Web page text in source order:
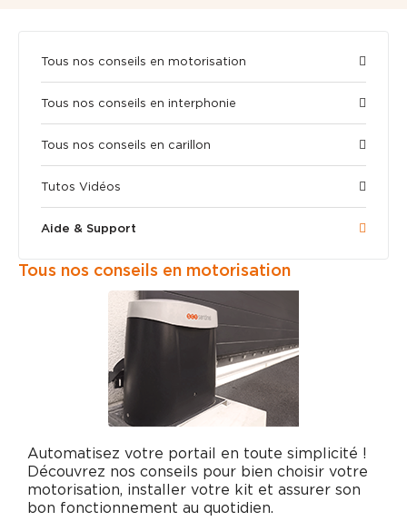
Tous nos conseils en motorisation​​
Tous nos conseils en interphonie​
Tous nos conseils en carillon​
Tutos Vidéos​
Aide & Support​
Tous nos conseils en motorisation​
Automatisez votre portail en toute simplicité !
Découvrez nos conseils pour bien choisir votre
motorisation, installer votre kit et assurer son
bon fonctionnement au quotidien.